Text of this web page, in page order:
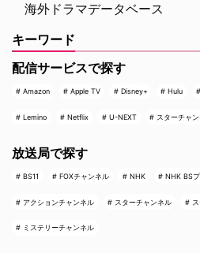
海外ドラマデータベース
キーワード
配信サービスで探す
Amazon Apple TV Disney+ Hulu
Lemino Netflix U-NEXT スターチャ
放送局で探す
BS11 FOXチャンネル NHK NHK BS
アクションチャンネル スターチャンネル
ミステリーチャンネル